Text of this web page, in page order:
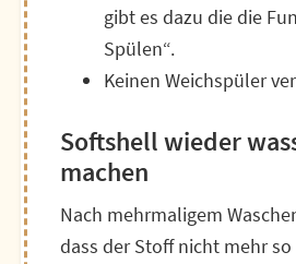
gibt es dazu die die
Spülen“.
Keinen Weichspüler
Softshell wieder
machen
Nach mehrmaligem
dass der Stoff nicht mehr so